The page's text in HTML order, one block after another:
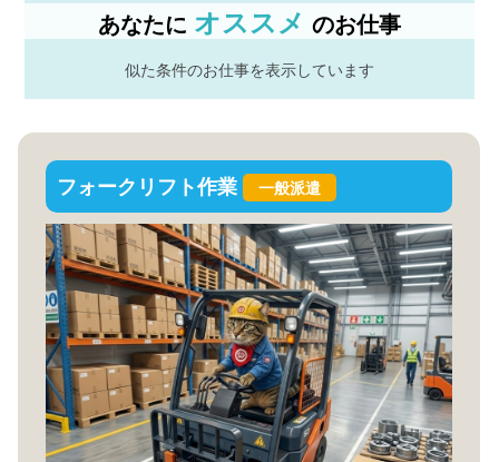
あなたに オススメ のお仕事
似た条件のお仕事を表示しています
フォークリフト作業 一般派遣